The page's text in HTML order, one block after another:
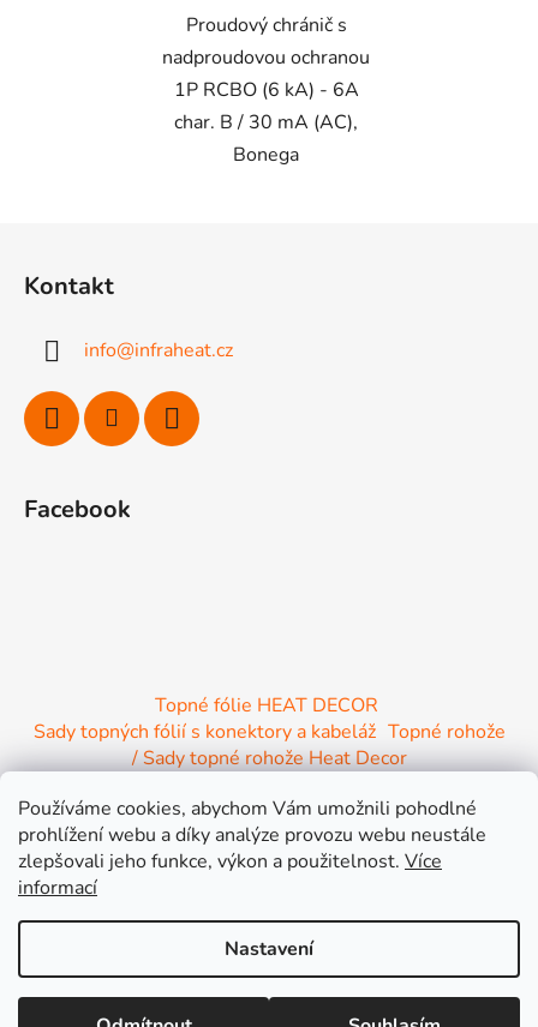
Používáme cookies, abychom Vám umožnili pohodlné
prohlížení webu a díky analýze provozu webu neustále
zlepšovali jeho funkce, výkon a použitelnost. Více
informací
Nastavení
Lepší cena jinde nebo větší objednávka? Připravíme Vám výhodnou
Proudový chránič s
nadproudovou ochranou
1P RCBO (6 kA) - 6A
char. B / 30 mA (AC),
Bonega
Kontakt
info@infraheat.cz
Facebook
Topné fólie HEAT DECOR
Sady topných fólií s konektory a kabeláž Topné rohože
/ Sady topné rohože Heat Decor
/ Instalační materiál / Topné Infrapanely
/ Relaxační lehátko NIRE s Infra ohřevem
Vytvořil Shoptet